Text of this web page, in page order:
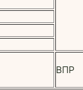
ВПР